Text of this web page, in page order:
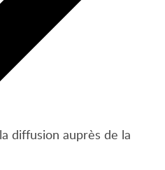
diffusion auprès de la